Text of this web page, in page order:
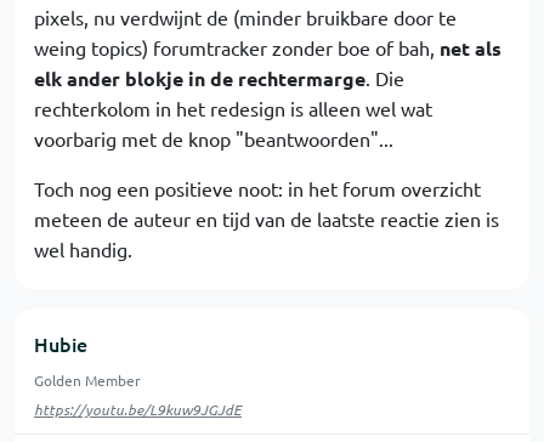
pixels, nu verdwijnt de (minder bruikbare door te
weing topics) forumtracker zonder boe of bah, net als
elk ander blokje in de rechtermarge. Die
rechterkolom in het redesign is alleen wel wat
voorbarig met de knop "beantwoorden"...
Toch nog een positieve noot: in het forum overzicht
meteen de auteur en tijd van de laatste reactie zien is
wel handig.
Hubie
Golden Member
https://youtu.be/L9kuw9JGJdE